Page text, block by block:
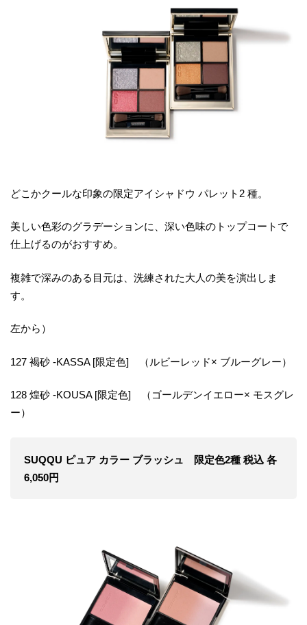
どこかクールな印象の限定アイシャドウ パレット2 種。
美しい色彩のグラデーションに、深い色味のトップコートで
仕上げるのがおすすめ。
複雑で深みのある目元は、洗練された大人の美を演出しま
す。
左から）
127 褐砂 -KASSA [限定色] （ルビーレッド× ブルーグレー）
128 煌砂 -KOUSA [限定色] （ゴールデンイエロー× モスグレ
ー）
SUQQU ピュア カラー ブラッシュ 限定色2種 税込 各
6,050円